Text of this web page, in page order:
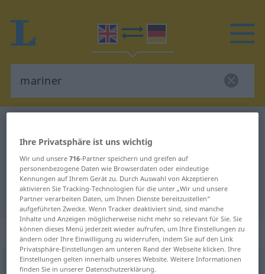
Englisch-Deutsch Übersetzung für
"mariner"
"mariner" Deutsch Übersetzung
„mariner“: noun
mariner [ˈmærinə(r); -rə-] sbesonders POET
Ihre Privatsphäre ist uns wichtig
Wir und unsere716-Partner speichern und greifen auf
personenbezogene Daten wie Browserdaten oder eindeutige
Kennungen auf Ihrem Gerät zu. Durch Auswahl von Akzeptieren
aktivieren Sie Tracking-Technologien für die unter „Wir und unsere
Partner verarbeiten Daten, um Ihnen Dienste bereitzustellen“
aufgeführten Zwecke. Wenn Tracker deaktiviert sind, sind manche
Inhalte und Anzeigen möglicherweise nicht mehr so relevant für Sie. Sie
können dieses Menü jederzeit wieder aufrufen, um Ihre Einstellungen zu
ändern oder Ihre Einwilligung zu widerrufen, indem Sie auf den Link
Privatsphäre-Einstellungen am unteren Rand der Webseite klicken. Ihre
Einstellungen gelten innerhalb unseres Website. Weitere Informationen
finden Sie in unserer Datenschutzerklärung.